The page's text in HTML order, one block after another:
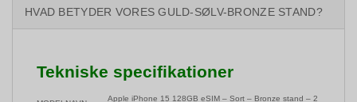
HVAD BETYDER VORES GULD-SØLV-BRONZE STAND?
Tekniske specifikationer
Apple iPhone 15 128GB eSIM – Sort – Bronze stand – 2